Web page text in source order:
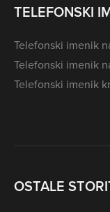
TELEFONSKI
Telefonski imenik
Telefonski imenik
Telefonski imenik
OSTALE